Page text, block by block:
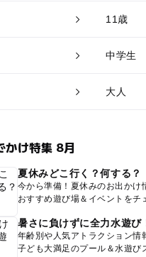
11歳
中学生
大人
かけ特集 8月
夏休みどこ行く？何する？
今から準備！夏休みのお出かけ
おすすめ遊び場＆イベントをチ
暑さに負けずに全力水遊び
年齢別や人気アトラクション情
子ども大満足のプール＆水遊び